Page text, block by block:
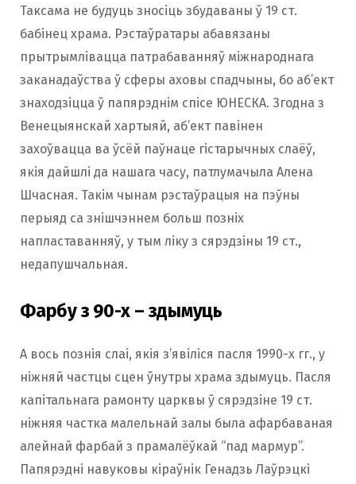
Таксама не будуць зносіць збудаваны ў 19 ст.
бабінец храма. Рэстаўратары абавязаны
прытрымлівацца патрабаванняў міжнароднага
заканадаўства ў сферы аховы спадчыны, бо аб’ект
знаходзіцца ў папярэднім спісе ЮНЕСКА. Згодна з
Венецыянскай хартыяй, аб’ект павінен
захоўвацца ва ўсёй паўнаце гістарычных слаёў,
якія дайшлі да нашага часу, патлумачыла Алена
Шчасная. Такім чынам рэстаўрацыя на пэўны
перыяд са знішчэннем больш позніх
напластаванняў, у тым ліку з сярэдзіны 19 ст.,
недапушчальная.
Фарбу з 90-х – здымуць
А вось познія слаі, якія з’явіліся пасля 1990-х гг., у
ніжняй частцы сцен ўнутры храма здымуць. Пасля
капітальнага рамонту царквы ў сярэдзіне 19 ст.
ніжняя частка малельнай залы была афарбаваная
алейнай фарбай з прамалёўкай “пад мармур”.
Папярэдні навуковы кіраўнік Генадзь Лаўрэцкі